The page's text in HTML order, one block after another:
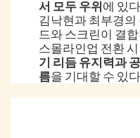
서 모두 우위에 있
김낙현과 최부경
드와 스크린이 결
스몰라인업 전환
기 리듬 유지력과
름을 기대할 수 있